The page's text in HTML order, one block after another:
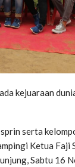
kejuaraan
serta
Ketua Faji
Sabtu 16